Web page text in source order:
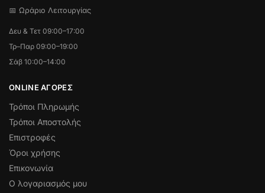
📅 Ωράριο Λειτουργίας
Δευ & Τετ 09:00–17:00
Τρ–Παρ 09:00–19:00
Σάβ 10:00–14:00
ONLINE ΑΓΟΡΕΣ
Τρόποι Πληρωμής
Τρόποι Αποστολής
Επιστροφές
Όροι χρήσης
Επικονωνία
Ο λογαριασμός μου